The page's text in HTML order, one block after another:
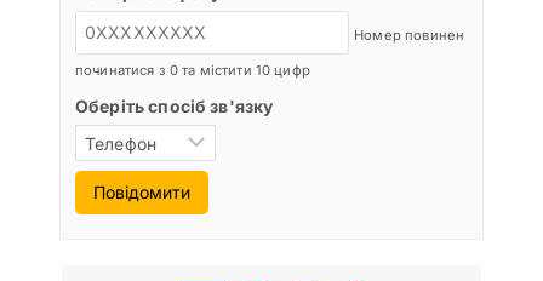
Номер повинен
починатися з 0 та містити 10 цифр
Оберіть спосіб зв'язку
Повідомити